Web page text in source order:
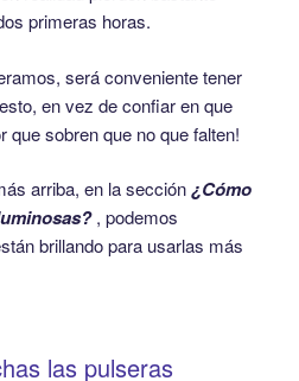
primeras horas.
será conveniente tener
en vez de confiar en que
que sobren que no que falten!
arriba, en la sección¿Cómo
, podemos
brillando para usarlas más
las pulseras